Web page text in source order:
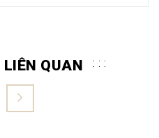
QUAN